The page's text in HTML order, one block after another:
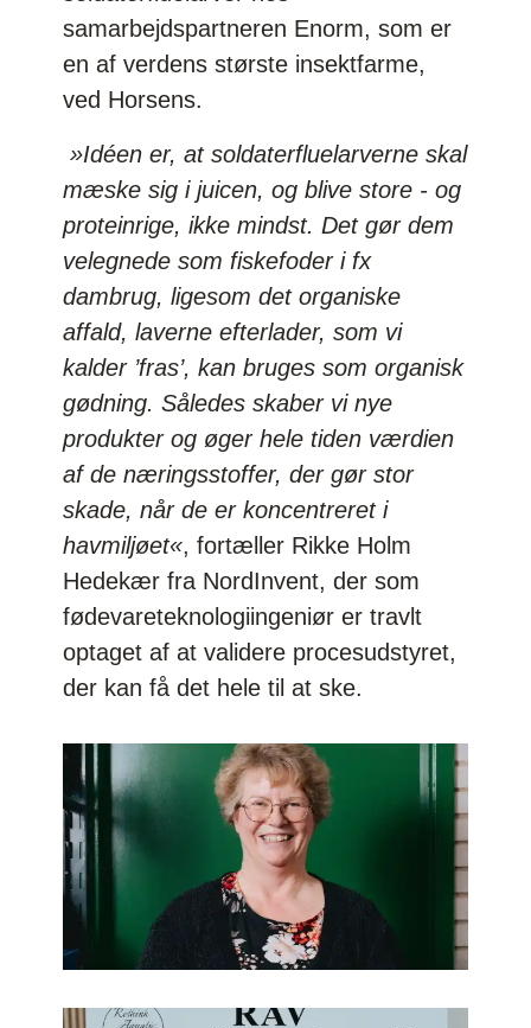
samarbejdspartneren Enorm, som er
en af verdens største insektfarme,
ved Horsens.
»Idéen er, at soldaterfluelarverne skal
mæske sig i juicen, og blive store - og
proteinrige, ikke mindst. Det gør dem
velegnede som fiskefoder i fx
dambrug, ligesom det organiske
affald, laverne efterlader, som vi
kalder ’fras’, kan bruges som organisk
gødning. Således skaber vi nye
produkter og øger hele tiden værdien
af de næringsstoffer, der gør stor
skade, når de er koncentreret i
havmiljøet«, fortæller Rikke Holm
Hedekær fra NordInvent, der som
fødevareteknologiingeniør er travlt
optaget af at validere procesudstyret,
der kan få det hele til at ske.